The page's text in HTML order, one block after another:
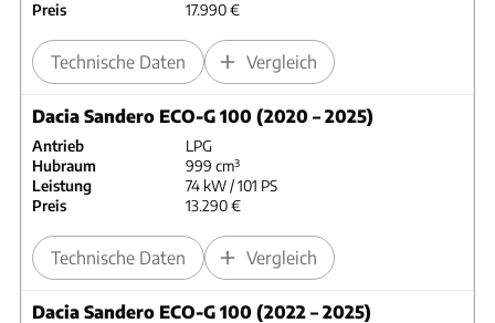
Preis 17.990 €
Technische Daten Vergleich
Dacia Sandero ECO-G 100 (2020 – 2025)
Antrieb
LPG
Hubraum
999 cm³
Leistung
74 kW / 101 PS
Preis
13.290 €
Technische Daten Vergleich
Dacia Sandero ECO-G 100 (2022 – 2025)